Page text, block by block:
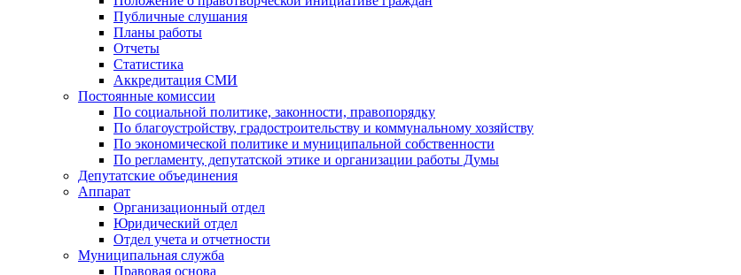
Публичные слушания
Планы работы
Отчеты
Статистика
Аккредитация СМИ
Постоянные комиссии
По социальной политике, законности, правопорядку
По благоустройству, градостроительству и коммунальному хозяйству
По экономической политике и муниципальной собственности
По регламенту, депутатской этике и организации работы Думы
Депутатские объединения
Аппарат
Организационный отдел
Юридический отдел
Отдел учета и отчетности
Муниципальная служба
Правовая основа